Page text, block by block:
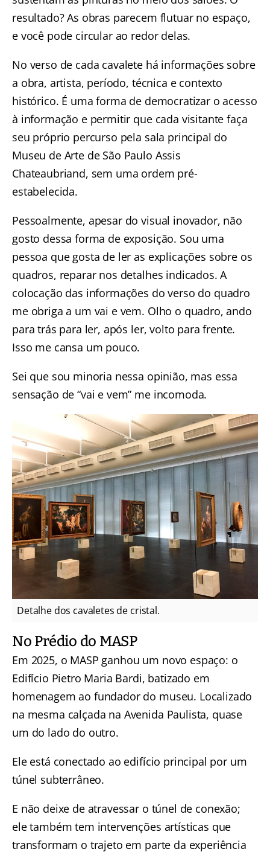
resultado? As obras parecem flutuar no espaço,
e você pode circular ao redor delas.
No verso de cada cavalete há informações sobre
a obra, artista, período, técnica e contexto
histórico. É uma forma de democratizar o acesso
à informação e permitir que cada visitante faça
seu próprio percurso pela sala principal do
Museu de Arte de São Paulo Assis
Chateaubriand, sem uma ordem pré-
estabelecida.
Pessoalmente, apesar do visual inovador, não
gosto dessa forma de exposição. Sou uma
pessoa que gosta de ler as explicações sobre os
quadros, reparar nos detalhes indicados. A
colocação das informações do verso do quadro
me obriga a um vai e vem. Olho o quadro, ando
para trás para ler, após ler, volto para frente.
Isso me cansa um pouco.
Sei que sou minoria nessa opinião, mas essa
sensação de “vai e vem” me incomoda.
Detalhe dos cavaletes de cristal.
No Prédio do MASP
Em 2025, o MASP ganhou um novo espaço: o
Edifício Pietro Maria Bardi, batizado em
homenagem ao fundador do museu. Localizado
na mesma calçada na Avenida Paulista, quase
um do lado do outro.
Ele está conectado ao edifício principal por um
túnel subterrâneo.
E não deixe de atravessar o túnel de conexão;
ele também tem intervenções artísticas que
transformam o trajeto em parte da experiência